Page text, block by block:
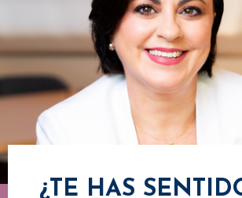
¿TE HAS